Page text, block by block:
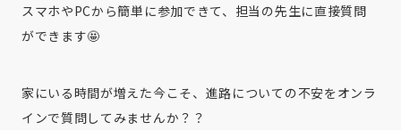
スマホやPCから簡単に参加できて、担当の先生に直接質問
ができます🤩
家にいる時間が増えた今こそ、進路についての不安をオンラ
インで質問してみませんか？？